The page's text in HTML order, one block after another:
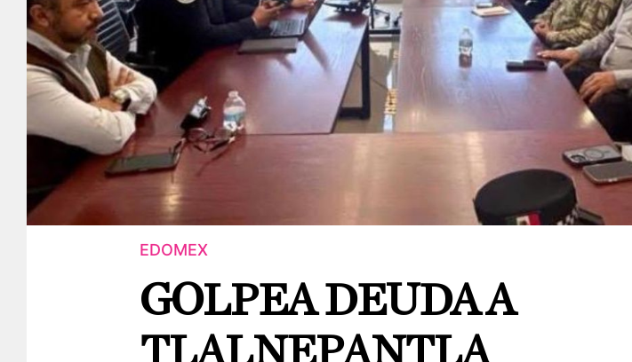
EDOMEX
GOLPEA DEUDA A
TLALNEPANTLA